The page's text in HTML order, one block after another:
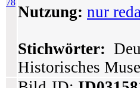
78
Nutzung: nur
Stichwörter:
Historisches